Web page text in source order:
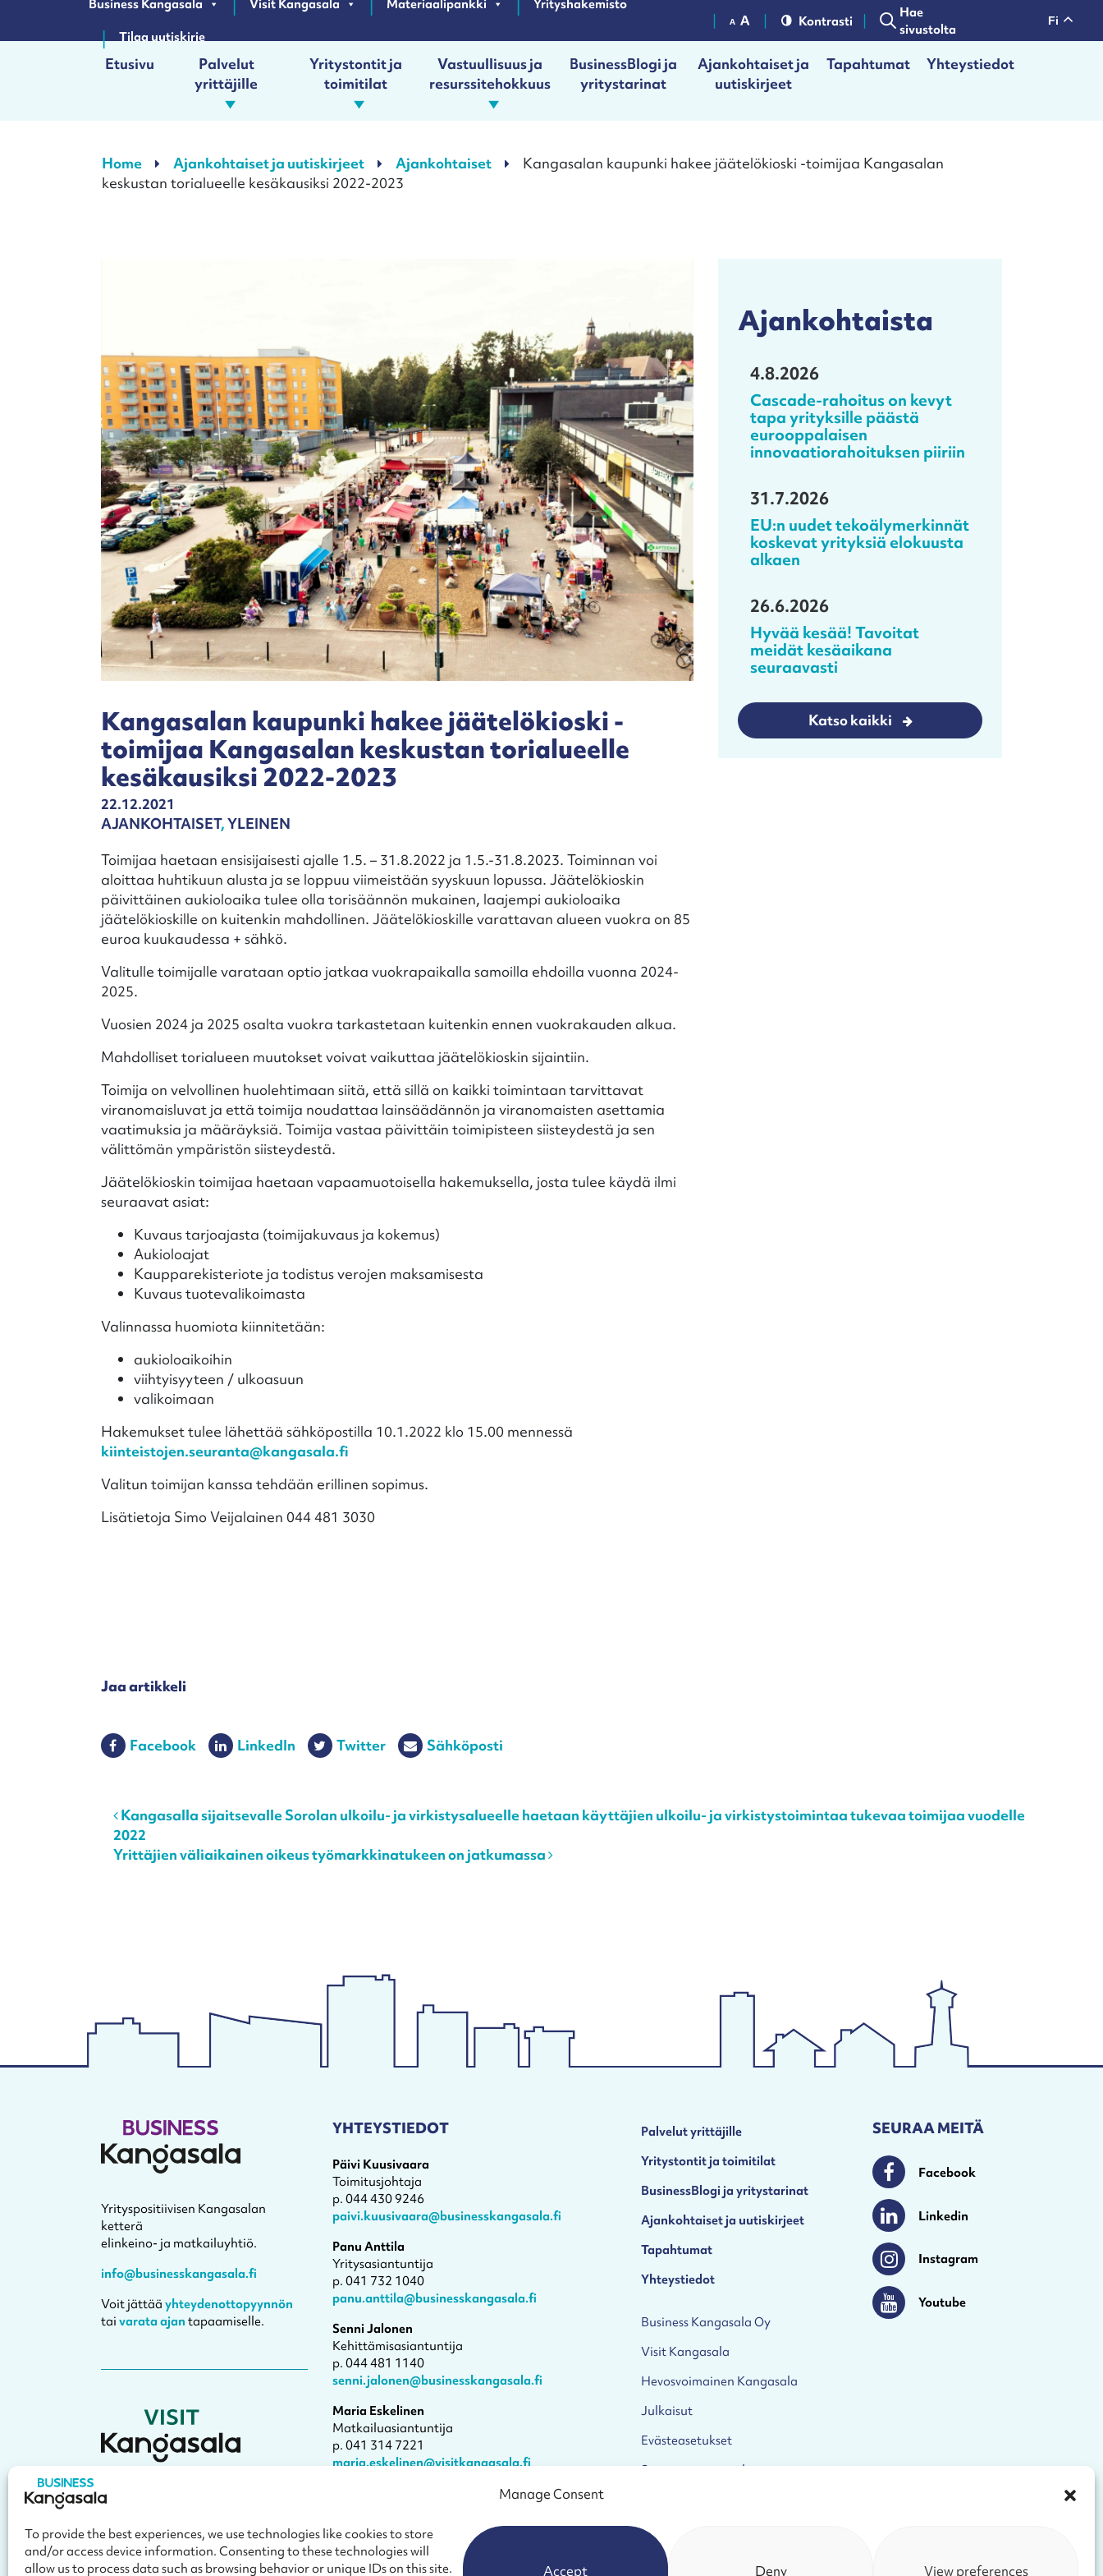
Manage Consent
To provide the best experiences, we use technologies like cookies to store
and/or access device information. Consenting to these technologies will
allow us to process data such as browsing behavior or unique IDs on this site.
Accept Deny View preferences
Business Kangasala Visit Kangasala Materiaalipankki
Yrityshakemisto
Tilaa uutiskirje
Kontrasti
Hae
sivustolta
Päävalikko
Etusivu
Palvelut
yrittäjille
Yritystontit ja
toimitilat
Vastuullisuus ja
resurssitehokkuus
BusinessBlogi ja
yritystarinat
Ajankohtaiset ja
uutiskirjeet
Tapahtumat Yhteystiedot
Home Ajankohtaiset ja uutiskirjeet Ajankohtaiset
Kangasalan kaupunki hakee jäätelökioski -toimijaa Kangasalan
keskustan torialueelle kesäkausiksi 2022-2023
Kangasalan kaupunki hakee jäätelökioski -
toimijaa Kangasalan keskustan torialueelle
kesäkausiksi 2022-2023
22.12.2021
AJANKOHTAISET,YLEINEN
Toimijaa haetaan ensisijaisesti ajalle 1.5. – 31.8.2022 ja 1.5.-31.8.2023. Toiminnan voi
aloittaa huhtikuun alusta ja se loppuu viimeistään syyskuun lopussa. Jäätelökioskin
päivittäinen aukioloaika tulee olla torisäännön mukainen, laajempi aukioloaika
jäätelökioskille on kuitenkin mahdollinen. Jäätelökioskille varattavan alueen vuokra on 85
euroa kuukaudessa + sähkö.
Valitulle toimijalle varataan optio jatkaa vuokrapaikalla samoilla ehdoilla vuonna 2024-
2025.
Vuosien 2024 ja 2025 osalta vuokra tarkastetaan kuitenkin ennen vuokrakauden alkua.
Mahdolliset torialueen muutokset voivat vaikuttaa jäätelökioskin sijaintiin.
Toimija on velvollinen huolehtimaan siitä, että sillä on kaikki toimintaan tarvittavat
viranomaisluvat ja että toimija noudattaa lainsäädännön ja viranomaisten asettamia
vaatimuksia ja määräyksiä. Toimija vastaa päivittäin toimipisteen siisteydestä ja sen
välittömän ympäristön siisteydestä.
Jäätelökioskin toimijaa haetaan vapaamuotoisella hakemuksella, josta tulee käydä ilmi
seuraavat asiat:
Kuvaus tarjoajasta (toimijakuvaus ja kokemus)
Aukioloajat
Kaupparekisteriote ja todistus verojen maksamisesta
Kuvaus tuotevalikoimasta
Valinnassa huomiota kiinnitetään:
aukioloaikoihin
viihtyisyyteen / ulkoasuun
valikoimaan
Hakemukset tulee lähettää sähköpostilla 10.1.2022 klo 15.00 mennessä
kiinteistojen.seuranta@kangasala.fi
Valitun toimijan kanssa tehdään erillinen sopimus.
Lisätietoja Simo Veijalainen 044 481 3030
Jaa artikkeli
Facebook LinkedIn Twitter Sähköposti
Post navigation
Kangasalla sijaitsevalle Sorolan ulkoilu- ja virkistysalueelle haetaan käyttäjien ulkoilu- ja virkistystoimintaa tukevaa toimijaa vuodelle
2022
Yrittäjien väliaikainen oikeus työmarkkinatukeen on jatkumassa
Ajankohtaista
4.8.2026
Cascade-rahoitus on kevyt
tapa yrityksille päästä
eurooppalaisen
innovaatiorahoituksen piiriin
31.7.2026
EU:n uudet tekoälymerkinnät
koskevat yrityksiä elokuusta
alkaen
26.6.2026
Hyvää kesää! Tavoitat
meidät kesäaikana
seuraavasti
Katso kaikki
Yrityspositiivisen Kangasalan
ketterä
elinkeino- ja matkailuyhtiö.
info@businesskangasala.fi
Voit jättääyhteydenottopyynnön
taivarata ajantapaamiselle.
Visit Kangasala on oppaasi
– Kesäpäivän kulttuurikaupunkiin.
toimisto@visitkangasala.fi
YHTEYSTIEDOT
Päivi Kuusivaara
Toimitusjohtaja
p. 044 430 9246
paivi.kuusivaara@businesskangasala.fi
Panu Anttila
Yritysasiantuntija
p. 041 732 1040
panu.anttila@businesskangasala.fi
Senni Jalonen
Kehittämisasiantuntija
p. 044 481 1140
senni.jalonen@businesskangasala.fi
Maria Eskelinen
Matkailuasiantuntija
p. 041 314 7221
maria.eskelinen@visitkangasala.fi
Palvelut yrittäjille
Yritystontit ja toimitilat
BusinessBlogi ja yritystarinat
Ajankohtaiset ja uutiskirjeet
Tapahtumat
Yhteystiedot
Business Kangasala Oy
Visit Kangasala
Hevosvoimainen Kangasala
Julkaisut
Evästeasetukset
Saavutettavuusseloste
SEURAA MEITÄ
FacebookFacebook
LinkedinLinkedin
InstagramInstagram
Youtube Youtube
fi